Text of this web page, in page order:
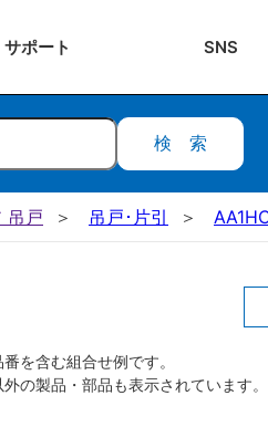
サポート SNS
検索
吊戸 吊戸･片引
を含む組合せ例です。
外の製品・部品も表示されています。